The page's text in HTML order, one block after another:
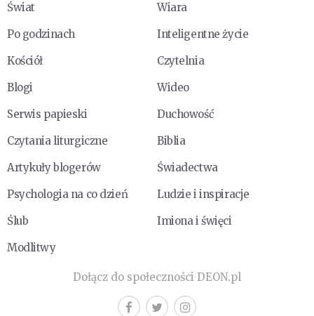
Świat
Wiara
Po godzinach
Inteligentne życie
Kościół
Czytelnia
Blogi
Wideo
Serwis papieski
Duchowość
Czytania liturgiczne
Biblia
Artykuły blogerów
Świadectwa
Psychologia na co dzień
Ludzie i inspiracje
Ślub
Imiona i święci
Modlitwy
Dołącz do społeczności DEON.pl